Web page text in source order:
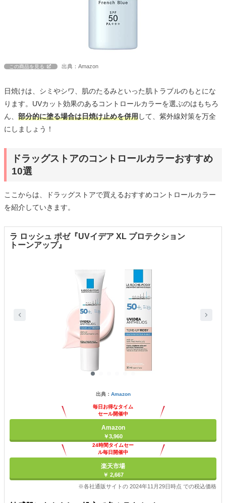
この商品を見る 出典：Amazon
日焼けは、シミやシワ、肌のたるみといった肌トラブルのもとにな
ります。UVカット効果のあるコントロールカラーを選ぶのはもちろ
ん、 部分的に塗る場合は日焼け止めを併用して、紫外線対策を万全
にしましょう！
ドラッグストアのコントロールカラーおすすめ
10選
ここからは、ドラッグストアで買えるおすすめコントロールカラー
を紹介していきます。
ラ ロッシュ ポゼ『UVイデア XL プロテクション
トーンアップ』
出典： Amazon
毎日お得なタイム
セール開催中
Amazon
￥3,960
24時間タイムセー
ル毎日開催中
楽天市場
￥ 2,667
※各社通販サイトの 2024年11月29日時点 での税込価格